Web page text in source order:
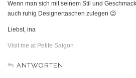
Wenn man sich mit seinem Stil und
auch ruhig Designertaschen zulegen 😉
Liebst, ina
Visit me at Petite Saigon
ANTWORTEN